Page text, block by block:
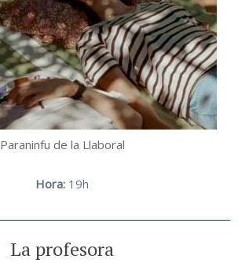
Paraninfu de la Llaboral
Hora: 19h
La profesora